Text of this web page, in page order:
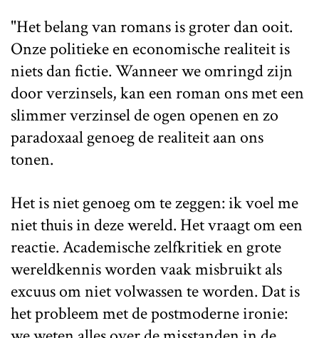
"Het belang van romans is groter dan ooit.
Onze politieke en economische realiteit is
niets dan fictie. Wanneer we omringd zijn
door verzinsels, kan een roman ons met een
slimmer verzinsel de ogen openen en zo
paradoxaal genoeg de realiteit aan ons
tonen.
Het is niet genoeg om te zeggen: ik voel me
niet thuis in deze wereld. Het vraagt om een
reactie. Academische zelfkritiek en grote
wereldkennis worden vaak misbruikt als
excuus om niet volwassen te worden. Dat is
het probleem met de postmoderne ironie: